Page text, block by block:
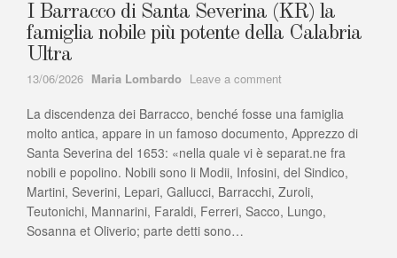
I Barracco di Santa Severina (KR) la
famiglia nobile più potente della Calabria
Ultra
13/06/2026 Author
Maria Lombardo Leave a comment
Barracco
di
Santa
Severina
(KR)
la
famiglia
La discendenza dei Barracco, benché fosse una famiglia
molto antica, appare in un famoso documento, Apprezzo di
Santa Severina del 1653: «nella quale vi è separat.ne fra
nobili e popolino. Nobili sono li Modii, Infosini, del Sindico,
Martini, Severini, Lepari, Gallucci, Barracchi, Zuroli,
Teutonichi, Mannarini, Faraldi, Ferreri, Sacco, Lungo,
Sosanna et Oliverio; parte detti sono…